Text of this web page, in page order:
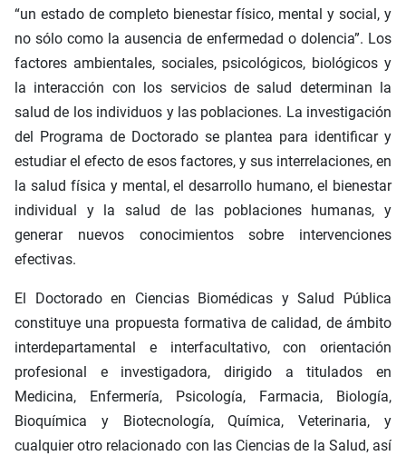
“un estado de completo bienestar físico, mental y social, y
no sólo como la ausencia de enfermedad o dolencia”. Los
factores ambientales, sociales, psicológicos, biológicos y
la interacción con los servicios de salud determinan la
salud de los individuos y las poblaciones. La investigación
del Programa de Doctorado se plantea para identificar y
estudiar el efecto de esos factores, y sus interrelaciones, en
la salud física y mental, el desarrollo humano, el bienestar
individual y la salud de las poblaciones humanas, y
generar nuevos conocimientos sobre intervenciones
efectivas.
El Doctorado en Ciencias Biomédicas y Salud Pública
constituye una propuesta formativa de calidad, de ámbito
interdepartamental e interfacultativo, con orientación
profesional e investigadora, dirigido a titulados en
Medicina, Enfermería, Psicología, Farmacia, Biología,
Bioquímica y Biotecnología, Química, Veterinaria, y
cualquier otro relacionado con las Ciencias de la Salud, así